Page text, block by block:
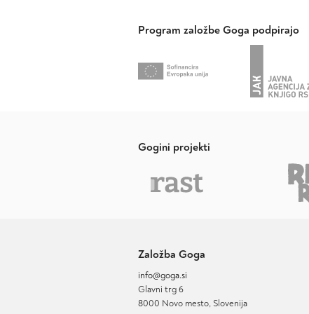
Program založbe Goga podpirajo
Gogini projekti
Založba Goga
info@goga.si
Glavni trg 6
8000 Novo mesto, Slovenija